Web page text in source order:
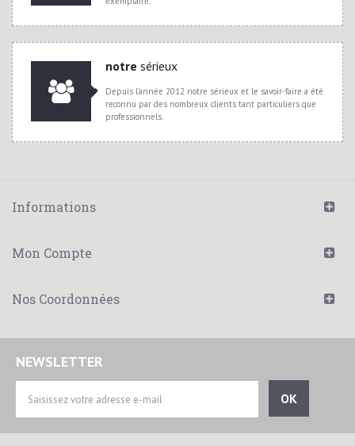
notre sérieux
Depuis l'année 2012 notre sérieux et le savoir-faire a été
reconnu par des nombreux clients tant particuliers que
professionnels.
Informations
Mon Compte
Nos Coordonnées
NEWSLETTER
OK